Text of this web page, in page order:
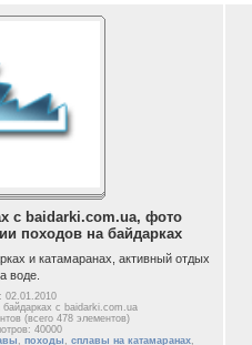
с baidarki.com.ua, фото
походов на байдарках
и катамаранах, активный отдых
воде.
02.01.2010
с baidarki.com.ua
(всего 478 элементов)
40000
, походы , сплавы на катамаранах,